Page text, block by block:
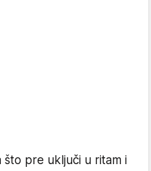
što pre uključi u ritam i